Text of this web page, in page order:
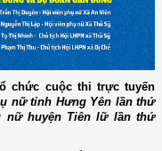
chức cuộc thi trực tuyến
nữ tỉnh Hưng Yên lần thứ
nữ huyện Tiên lữ lần thứ